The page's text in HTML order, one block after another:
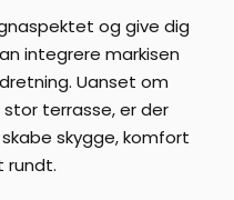
og give dig
integrere markisen
Uanset om
terrasse, er der
skygge, komfort
rundt.